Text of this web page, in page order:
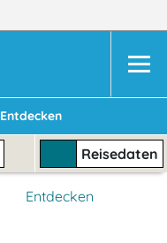
Entdecken
Reisedaten
Entdecken